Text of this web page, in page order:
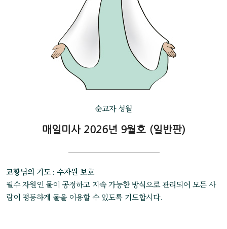
순교자 성월
매일미사 2026년 9월호 (일반판)
교황님의 기도 : 수자원 보호
필수 자원인 물이 공정하고 지속 가능한 방식으로 관리되어 모든 사
람이 평등하게 물을 이용할 수 있도록 기도합시다.